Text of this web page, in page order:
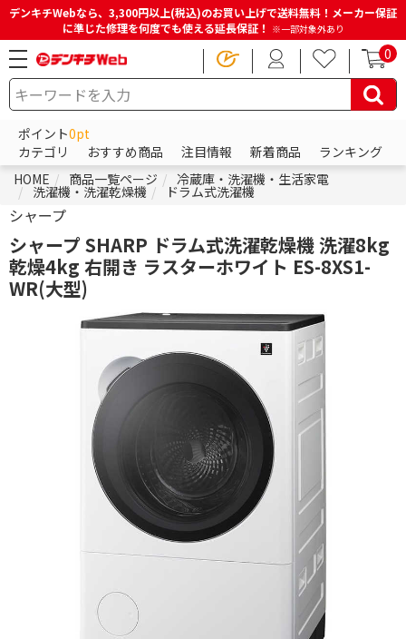
デンキチWebなら、3,300円以上(税込)のお買い上げで送料無料！メーカー保証
に準じた修理を何度でも使える延長保証！ ※一部対象外あり
0
ポイント0pt
カテゴリ
おすすめ商品 注目情報 新着商品
ランキング
HOME
商品一覧ページ 冷蔵庫・洗濯機・生活家電
洗濯機・洗濯乾燥機 ドラム式洗濯機
シャープ
シャープ SHARP ドラム式洗濯乾燥機 洗濯8kg
乾燥4kg 右開き ラスターホワイト ES-8XS1-
WR(大型)